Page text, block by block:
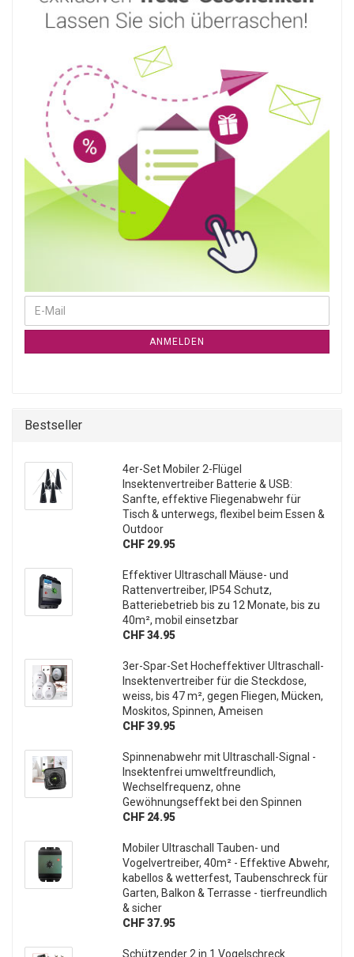
ANMELDEN
Bestseller
4er-Set Mobiler 2-Flügel
Insektenvertreiber Batterie & USB:
Sanfte, effektive Fliegenabwehr für
Tisch & unterwegs, flexibel beim Essen &
Outdoor
CHF 29.95
Effektiver Ultraschall Mäuse- und
Rattenvertreiber, IP54 Schutz,
Batteriebetrieb bis zu 12 Monate, bis zu
40m², mobil einsetzbar
CHF 34.95
3er-Spar-Set Hocheffektiver Ultraschall-
Insektenvertreiber für die Steckdose,
weiss, bis 47 m², gegen Fliegen, Mücken,
Moskitos, Spinnen, Ameisen
CHF 39.95
Spinnenabwehr mit Ultraschall-Signal -
Insektenfrei umweltfreundlich,
Wechselfrequenz, ohne
Gewöhnungseffekt bei den Spinnen
CHF 24.95
Mobiler Ultraschall Tauben- und
Vogelvertreiber, 40m² - Effektive Abwehr,
kabellos & wetterfest, Taubenschreck für
Garten, Balkon & Terrasse - tierfreundlich
& sicher
CHF 37.95
Schützender 2 in 1 Vogelschreck